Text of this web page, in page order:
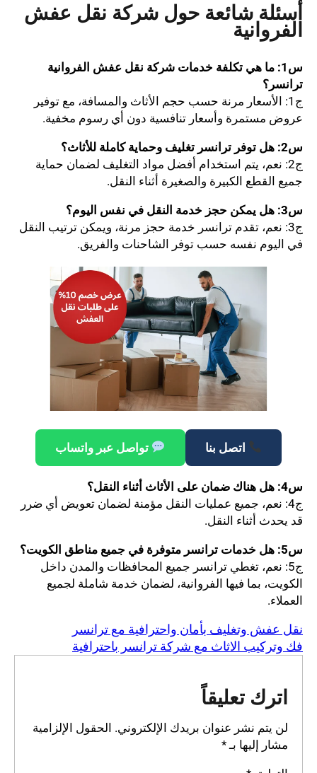
أسئلة شائعة حول شركة نقل عفش
الفروانية
س1: ما هي تكلفة خدمات شركة نقل عفش الفروانية
ترانسر؟
ج1: الأسعار مرنة حسب حجم الأثاث والمسافة، مع توفير
عروض مستمرة وأسعار تنافسية دون أي رسوم مخفية.
س2: هل توفر ترانسر تغليف وحماية كاملة للأثاث؟
ج2: نعم، يتم استخدام أفضل مواد التغليف لضمان حماية
جميع القطع الكبيرة والصغيرة أثناء النقل.
س3: هل يمكن حجز خدمة النقل في نفس اليوم؟
ج3: نعم، تقدم ترانسر خدمة حجز مرنة، ويمكن ترتيب النقل
في اليوم نفسه حسب توفر الشاحنات والفريق.
اتصل بنا تواصل عبر واتساب
س4: هل هناك ضمان على الأثاث أثناء النقل؟
ج4: نعم، جميع عمليات النقل مؤمنة لضمان تعويض أي ضرر
قد يحدث أثناء النقل.
س5: هل خدمات ترانسر متوفرة في جميع مناطق الكويت؟
ج5: نعم، تغطي ترانسر جميع المحافظات والمدن داخل
الكويت، بما فيها الفروانية، لضمان خدمة شاملة لجميع
العملاء.
نقل عفش وتغليف بأمان واحترافية مع ترانسر
فك وتركيب الاثاث مع شركة ترانسر باحترافية
اترك تعليقاً
لن يتم نشر عنوان بريدك الإلكتروني. الحقول الإلزامية
مشار إليها بـ *